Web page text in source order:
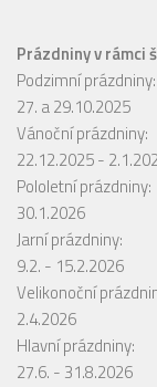
Prázdniny v rámci
Podzimní prázdniny:
27. a 29.10.2025
Vánoční prázdniny:
22.12.2025 -
Pololetní prázdniny:
30.1.2026
Jarní prázdniny:
9.2. - 15.2.2026
Velikonoční
2.4.2026
Hlavní prázdniny:
27.6. - 31.8.2026